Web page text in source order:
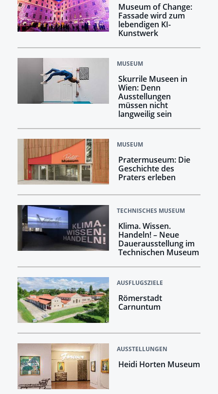
Museum of Change:
Fassade wird zum
lebendigen KI-
Kunstwerk
MUSEUM
Skurrile Museen in
Wien: Denn
Ausstellungen
müssen nicht
langweilig sein
MUSEUM
Pratermuseum: Die
Geschichte des
Praters erleben
TECHNISCHES MUSEUM
Klima. Wissen.
Handeln! –​​​​​​​ Neue
Dauerausstellung im
Technischen Museum
AUSFLUGSZIELE
Römerstadt
Carnuntum
AUSSTELLUNGEN
Heidi Horten Museum